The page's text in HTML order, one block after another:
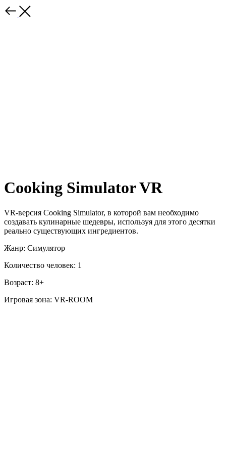
Cooking Simulator VR
VR-версия Cooking Simulator, в которой вам необходимо
создавать кулинарные шедевры, используя для этого десятки
реально существующих ингредиентов.
Жанр: Симулятор
Количество человек: 1
Возраст: 8+
Игровая зона: VR-ROOM